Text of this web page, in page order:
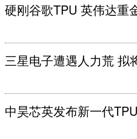
硬刚谷歌TPU 英伟达重
三星电子遭遇人力荒 拟
中昊芯英发布新一代